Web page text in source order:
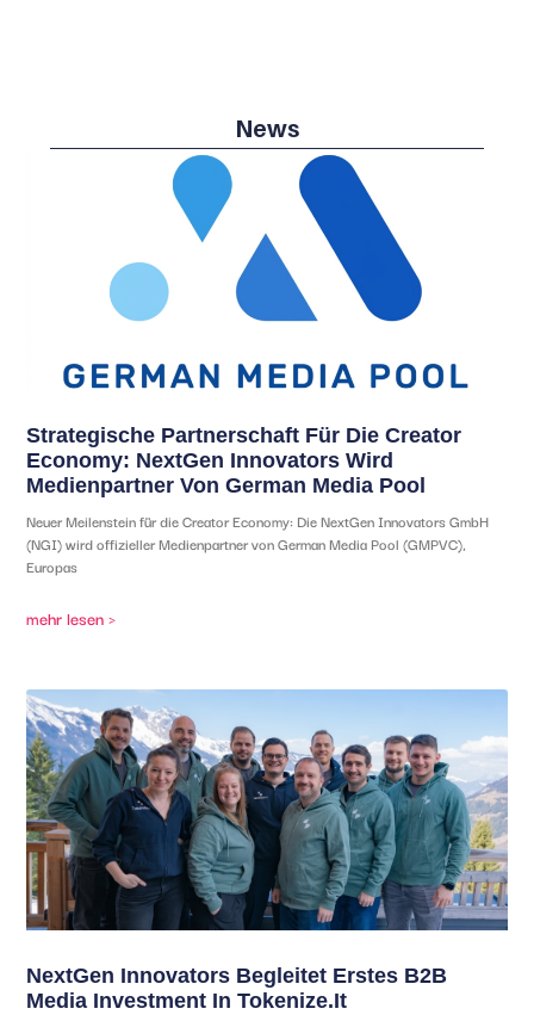
News
Strategische Partnerschaft Für Die Creator
Economy: NextGen Innovators Wird
Medienpartner Von German Media Pool
Neuer Meilenstein für die Creator Economy: Die NextGen Innovators GmbH
(NGI) wird offizieller Medienpartner von German Media Pool (GMPVC),
Europas
mehr lesen >
NextGen Innovators Begleitet Erstes B2B
Media Investment In Tokenize.it